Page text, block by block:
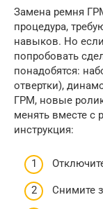
Замена ремня
процедура,
навыков. Но
попробовать
понадобятся:
отвертки),
ГРМ, новые
менять вместе с
инструкция:
Снимите